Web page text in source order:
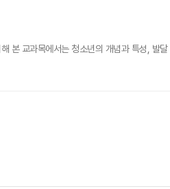
본 교과목에서는 청소년의 개념과 특성, 발달